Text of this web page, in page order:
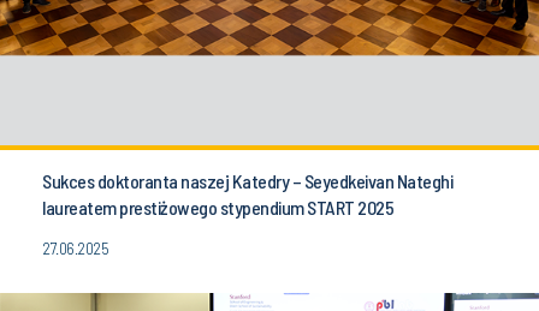
Sukces doktoranta naszej Katedry – Seyedkeivan Nateghi
laureatem prestiżowego stypendium START 2025
27.06.2025